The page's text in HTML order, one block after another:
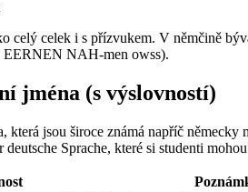
celý celek i s přízvukem. V němčině
EERNEN NAH-men owss).
jména (s výslovností)
která jsou široce známá napříč
deutsche Sprache, které si studenti